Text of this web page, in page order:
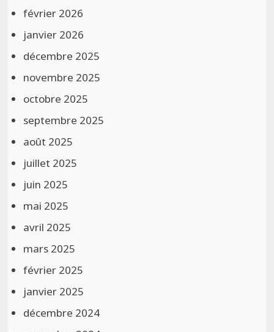
février 2026
janvier 2026
décembre 2025
novembre 2025
octobre 2025
septembre 2025
août 2025
juillet 2025
juin 2025
mai 2025
avril 2025
mars 2025
février 2025
janvier 2025
décembre 2024